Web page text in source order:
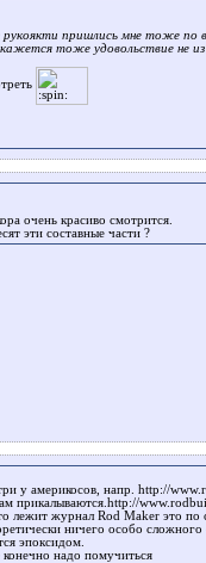
рукоякти пришлись мне тоже по
тоже удовольствие не из
очень красиво смотрится.
эти составные части ?
у америкосов, напр. http://
прикалываются.http://
лежит журнал Rod Maker это по
ничего особо сложного
эпоксидом.
конечно надо помучиться